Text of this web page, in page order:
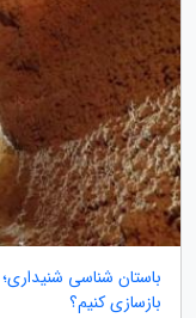
باستان شناسی
بازسازی کنیم؟